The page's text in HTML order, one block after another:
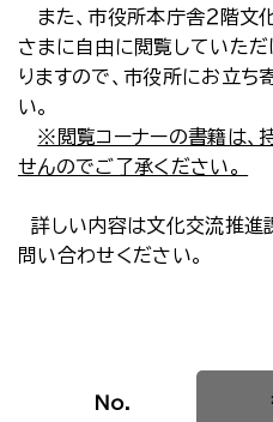
また、市役所本庁舎２階文
さまに自由に閲覧していた
りますので、市役所にお立ち
い。
※閲覧コーナーの書籍は、
せんのでご了承ください。
詳しい内容は文化交流推
問い合わせください。
No.